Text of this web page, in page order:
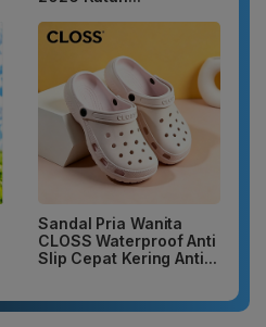
Sandal Pria Wanita
CLOSS Waterproof Anti
Slip Cepat Kering Anti...